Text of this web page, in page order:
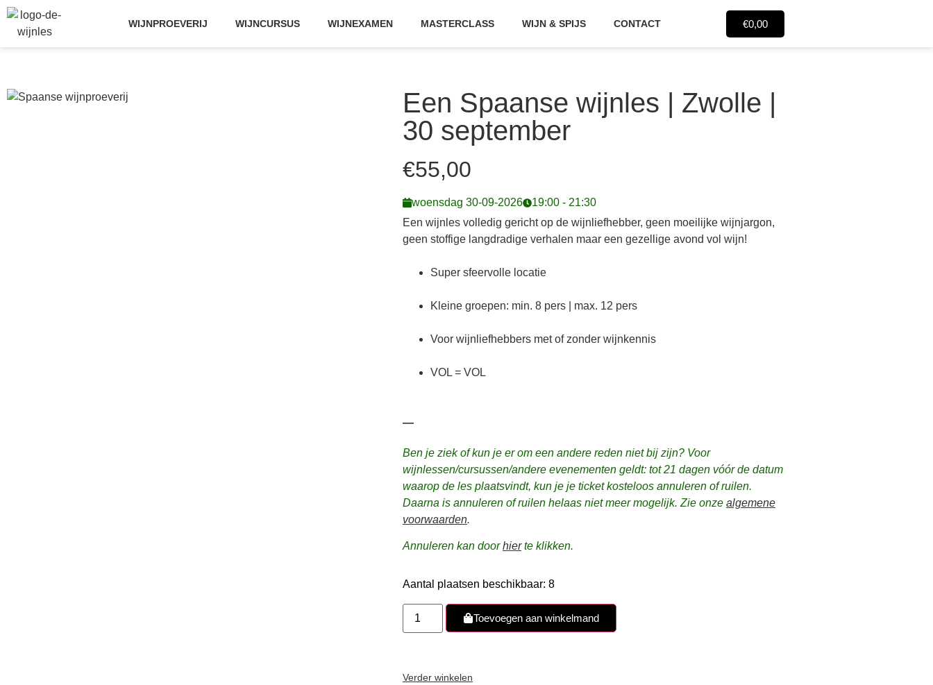
WIJNPROEVERIJ WIJNCURSUS WIJNEXAMEN MASTERCLASS WIJN & SPIJS CONTACT €0,00
Een Spaanse wijnles | Zwolle |
30 september
€55,00
woensdag 30-09-2026
19:00 - 21:30
Een wijnles volledig gericht op de wijnliefhebber, geen moeilijke wijnjargon,
geen stoffige langdradige verhalen maar een gezellige avond vol wijn!
Super sfeervolle locatie
Kleine groepen: min. 8 pers | max. 12 pers
Voor wijnliefhebbers met of zonder wijnkennis
VOL = VOL
—
Ben je ziek of kun je er om een andere reden niet bij zijn? Voor
wijnlessen/cursussen/andere evenementen geldt: tot 21 dagen vóór de datum
waarop de les plaatsvindt, kun je je ticket kosteloos annuleren of ruilen.
Daarna is annuleren of ruilen helaas niet meer mogelijk. Zie onze algemene
voorwaarden.
Annuleren kan doorhierte klikken.
Aantal plaatsen beschikbaar: 8
Toevoegen aan winkelmand
Verder winkelen